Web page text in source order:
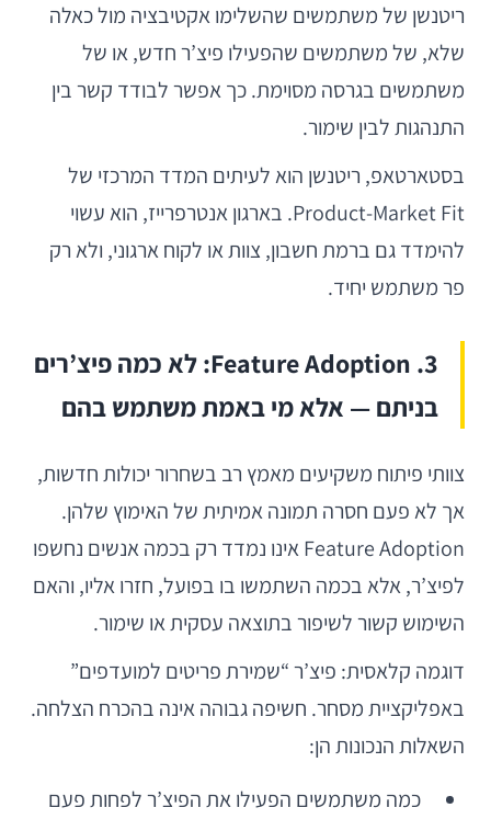
ריטנשן של משתמשים שהשלימו אקטיבציה מול כאלה
שלא, של משתמשים שהפעילו פיצ’ר חדש, או של
משתמשים בגרסה מסוימת. כך אפשר לבודד קשר בין
התנהגות לבין שימור.
בסטארטאפ, ריטנשן הוא לעיתים המדד המרכזי של
Product-Market Fit. בארגון אנטרפרייז, הוא עשוי
להימדד גם ברמת חשבון, צוות או לקוח ארגוני, ולא רק
פר משתמש יחיד.
3. Feature Adoption: לא כמה פיצ’רים
בניתם — אלא מי באמת משתמש בהם
צוותי פיתוח משקיעים מאמץ רב בשחרור יכולות חדשות,
אך לא פעם חסרה תמונה אמיתית של האימוץ שלהן.
Feature Adoption אינו נמדד רק בכמה אנשים נחשפו
לפיצ’ר, אלא בכמה השתמשו בו בפועל, חזרו אליו, והאם
השימוש קשור לשיפור בתוצאה עסקית או שימור.
דוגמה קלאסית: פיצ’ר “שמירת פריטים למועדפים”
באפליקציית מסחר. חשיפה גבוהה אינה בהכרח הצלחה.
השאלות הנכונות הן:
כמה משתמשים הפעילו את הפיצ’ר לפחות פעם